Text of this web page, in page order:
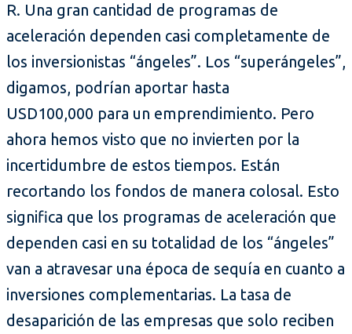
R. Una gran cantidad de programas de
aceleración dependen casi completamente de
los inversionistas “ángeles”. Los “superángeles”,
digamos, podrían aportar hasta
USD100,000 para un emprendimiento. Pero
ahora hemos visto que no invierten por la
incertidumbre de estos tiempos. Están
recortando los fondos de manera colosal. Esto
significa que los programas de aceleración que
dependen casi en su totalidad de los “ángeles”
van a atravesar una época de sequía en cuanto a
inversiones complementarias. La tasa de
desaparición de las empresas que solo reciben